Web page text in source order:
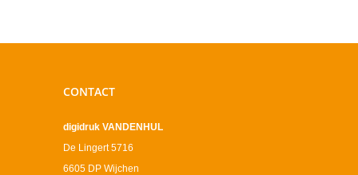
CONTACT
digidruk VANDENHUL
De Lingert 5716
6605 DP Wijchen